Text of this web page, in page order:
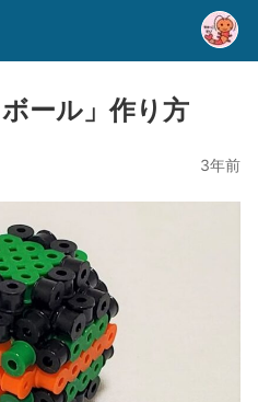
ール」作り方
3年前